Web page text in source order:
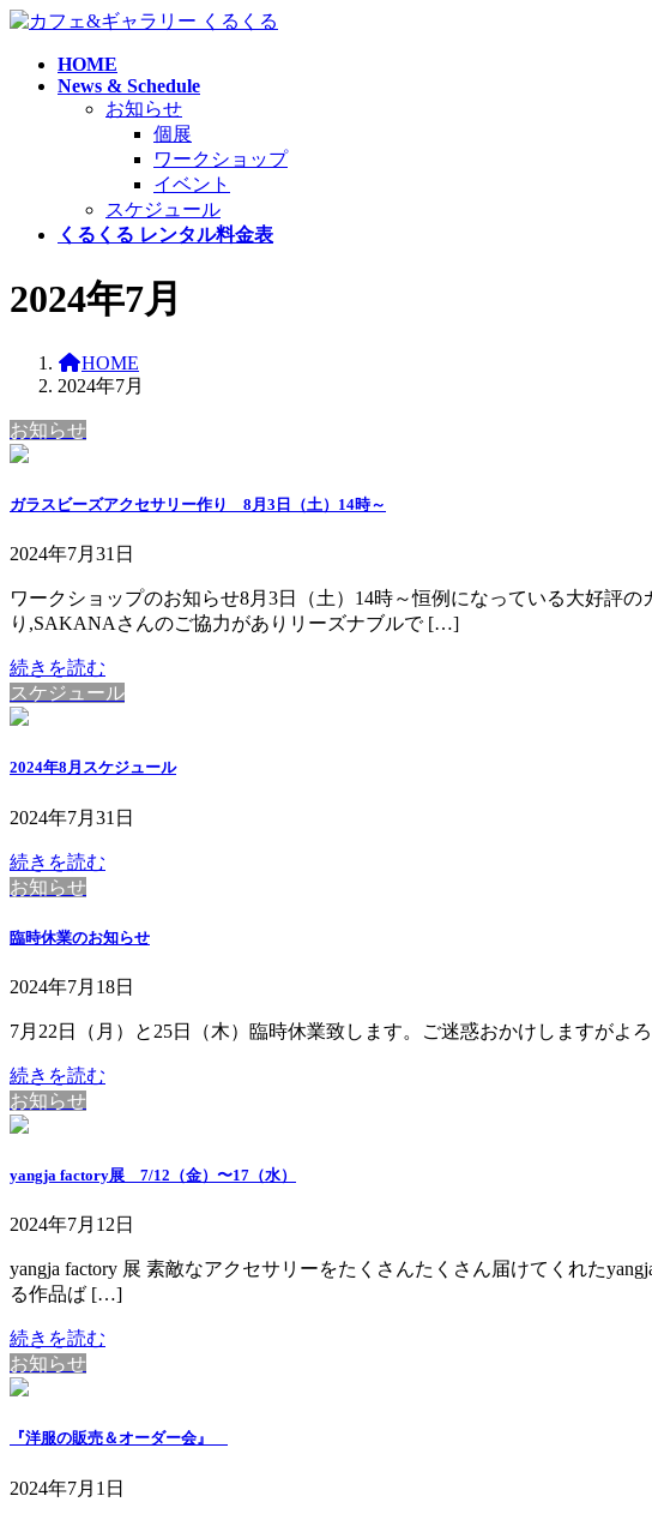
コ
ナ
HOME
News & Schedule
お知らせ
個展
ワークショップ
イベント
スケジュール
くるくる レンタル料金表
2024年7月
HOME
2024年7月
お知らせ
ガラスビーズアクセサリー作り 8月3日（土）14時～
2024年7月31日
ワークショップのお知らせ8月3日（土）14時～恒例になっている大好評
り,SAKANAさんのご協力がありリーズナブルで […]
続きを読む
スケジュール
2024年8月スケジュール
2024年7月31日
続きを読む
お知らせ
臨時休業のお知らせ
2024年7月18日
7月22日（月）と25日（木）臨時休業致します。ご迷惑おかけしますがよ
続きを読む
お知らせ
yangja factory展 7/12（金）〜17（水）
2024年7月12日
yangja factory 展 素敵なアクセサリーをたくさんたくさん届けてくれた
る作品ば […]
続きを読む
お知らせ
『洋服の販売＆オーダー会』
2024年7月1日